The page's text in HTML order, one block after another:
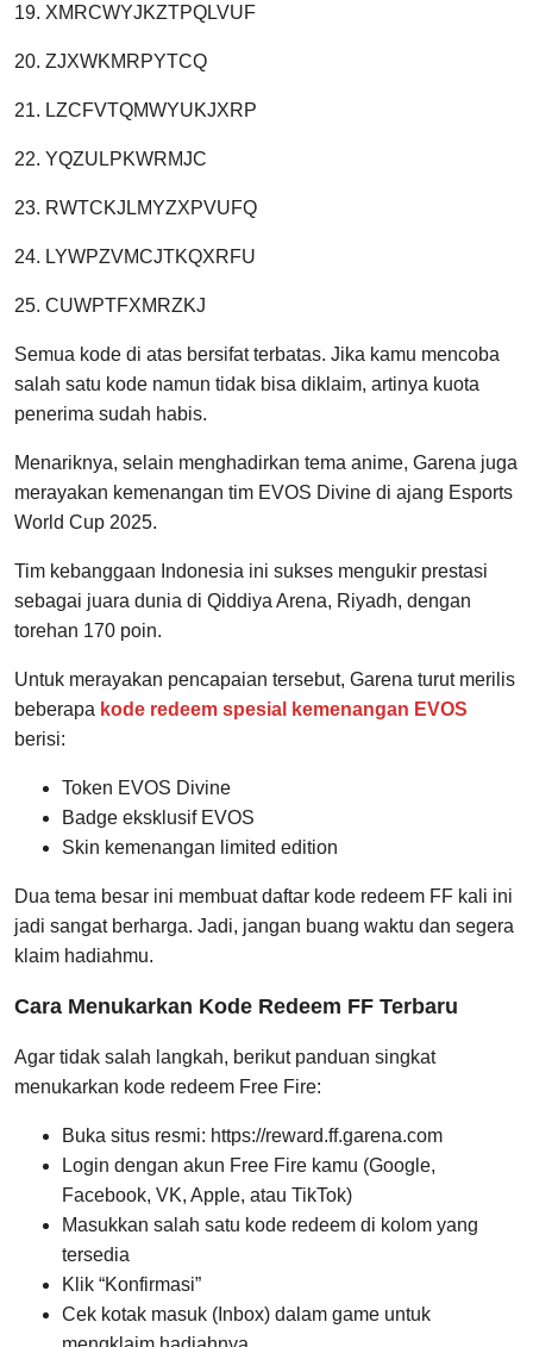
19. XMRCWYJKZTPQLVUF
20. ZJXWKMRPYTCQ
21. LZCFVTQMWYUKJXRP
22. YQZULPKWRMJC
23. RWTCKJLMYZXPVUFQ
24. LYWPZVMCJTKQXRFU
25. CUWPTFXMRZKJ
Semua kode di atas bersifat terbatas. Jika kamu mencoba
salah satu kode namun tidak bisa diklaim, artinya kuota
penerima sudah habis.
Menariknya, selain menghadirkan tema anime, Garena juga
merayakan kemenangan tim EVOS Divine di ajang Esports
World Cup 2025.
Tim kebanggaan Indonesia ini sukses mengukir prestasi
sebagai juara dunia di Qiddiya Arena, Riyadh, dengan
torehan 170 poin.
Untuk merayakan pencapaian tersebut, Garena turut merilis
beberapa kode redeem spesial kemenangan EVOS
berisi:
Token EVOS Divine
Badge eksklusif EVOS
Skin kemenangan limited edition
Dua tema besar ini membuat daftar kode redeem FF kali ini
jadi sangat berharga. Jadi, jangan buang waktu dan segera
klaim hadiahmu.
Cara Menukarkan Kode Redeem FF Terbaru
Agar tidak salah langkah, berikut panduan singkat
menukarkan kode redeem Free Fire:
Buka situs resmi: https://reward.ff.garena.com
Login dengan akun Free Fire kamu (Google,
Facebook, VK, Apple, atau TikTok)
Masukkan salah satu kode redeem di kolom yang
tersedia
Klik “Konfirmasi”
Cek kotak masuk (Inbox) dalam game untuk